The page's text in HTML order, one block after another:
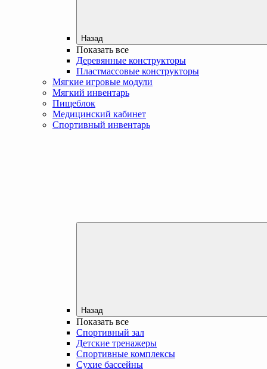
Назад
Показать все
Деревянные конструкторы
Пластмассовые конструкторы
Мягкие игровые модули
Мягкий инвентарь
Пищеблок
Медицинский кабинет
Спортивный инвентарь
Назад
Показать все
Спортивный зал
Детские тренажеры
Спортивные комплексы
Сухие бассейны